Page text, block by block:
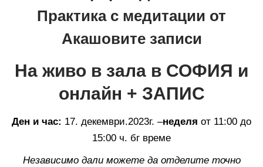
Практика с медитации от
Акашовите записи
На живо в зала в СОФИЯ и
онлайн + ЗАПИС
Ден и час: 17. декември.2023г. –неделя от 11:00 до
15:00 ч. бг време
Независимо дали можете да отделите точно